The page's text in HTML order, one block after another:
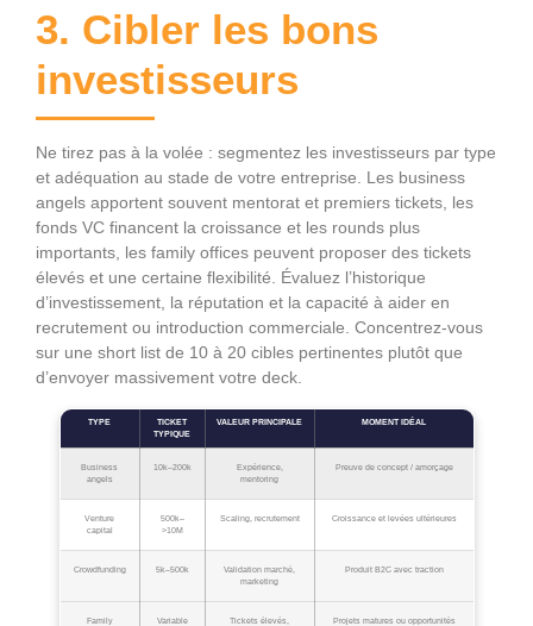
3. Cibler les bons
investisseurs
Ne tirez pas à la volée : segmentez les investisseurs par type
et adéquation au stade de votre entreprise. Les business
angels apportent souvent mentorat et premiers tickets, les
fonds VC financent la croissance et les rounds plus
importants, les family offices peuvent proposer des tickets
élevés et une certaine flexibilité. Évaluez l’historique
d’investissement, la réputation et la capacité à aider en
recrutement ou introduction commerciale. Concentrez-vous
sur une short list de 10 à 20 cibles pertinentes plutôt que
d’envoyer massivement votre deck.
TYPE
TICKET
TYPIQUE
VALEUR PRINCIPALE MOMENT IDÉAL
Business
angels
10k–200k
Expérience,
mentoring
Preuve de concept / amorçage
Venture
capital
500k–
>10M
Scaling, recrutement Croissance et levées ultérieures
Crowdfunding 5k–500k
Validation marché,
marketing
Produit B2C avec traction
Family
Variable
Tickets élevés,
Projets matures ou opportunités